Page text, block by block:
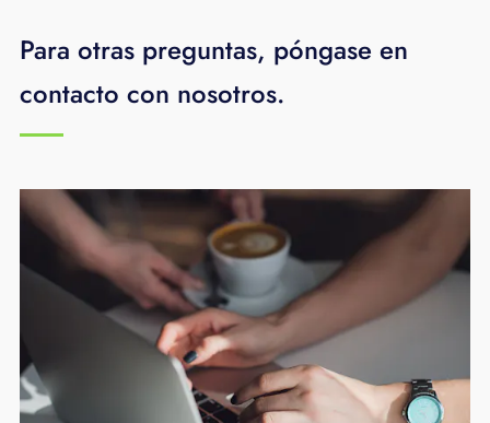
Para otras preguntas, póngase en
contacto con nosotros.